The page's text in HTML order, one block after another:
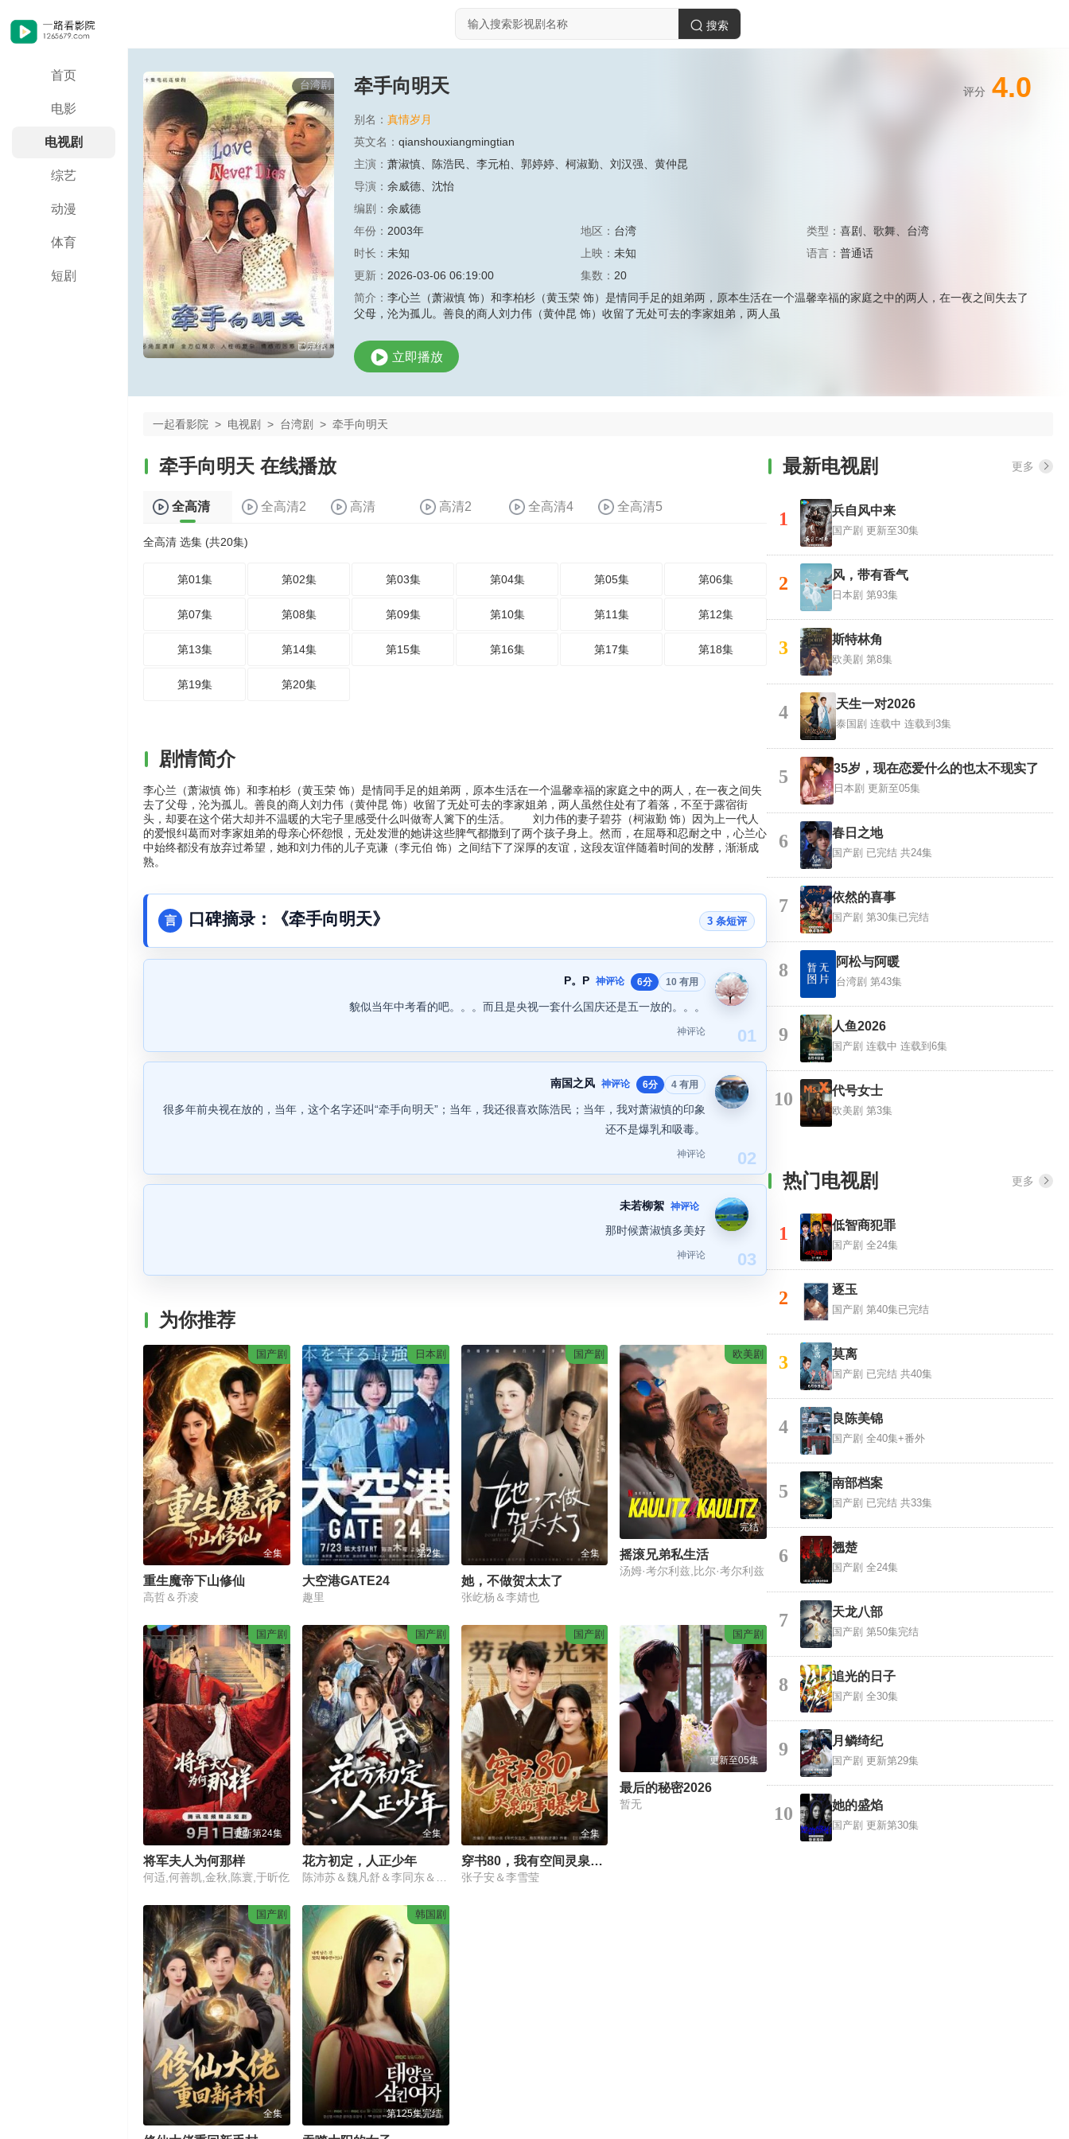
首页
电影
电视剧
综艺
动漫
体育
短剧
搜索
台湾剧
已完结
牵手向明天
别名： 真情岁月
英文名： qianshouxiangmingtian
主演： 萧淑慎 陈浩民 李元柏 郭婷婷 柯淑勤 刘汉强
黄仲昆
导演： 余威德
沈怡
编剧： 余威德
年份： 2003年 地区： 台湾 类型：喜剧 、歌舞
台湾
时长： 未知 上映： 未知 语言：普通话
更新： 2026-03-06 06:19:00 集数： 20
简介： 李心兰（萧淑慎 饰）和李柏杉（黄玉荣 饰）是情同手足的姐弟两，原本生活在一个温馨幸福的家庭之中的两人，在一夜之间失去了
父母，沦为孤儿。善良的商人刘力伟（黄仲昆 饰）收留了无处可去的李家姐弟，两人虽
评分 4.0
立即播放
一起看影院 > 电视剧 > 台湾剧 > 牵手向明天
牵手向明天 在线播放
全高清 全高清2 高清 高清2 全高清4 全高清5
全高清 选集 (共20集)
第01集 第02集 第03集 第04集 第05集 第06集
第07集 第08集 第09集 第10集 第11集 第12集
第13集 第14集 第15集 第16集 第17集 第18集
第19集 第20集
剧情简介
李心兰（萧淑慎 饰）和李柏杉（黄玉荣 饰）是情同手足的姐弟两，原本生活在一个温馨幸福的家庭之中的两人，在一夜之间失
去了父母，沦为孤儿。善良的商人刘力伟（黄仲昆 饰）收留了无处可去的李家姐弟，两人虽然住处有了着落，不至于露宿街
头，却要在这个偌大却并不温暖的大宅子里感受什么叫做寄人篱下的生活。 刘力伟的妻子碧芬（柯淑勤 饰）因为上一代人
的爱恨纠葛而对李家姐弟的母亲心怀怨恨，无处发泄的她讲这些脾气都撒到了两个孩子身上。然而，在屈辱和忍耐之中，心兰心
中始终都没有放弃过希望，她和刘力伟的儿子克谦（李元伯 饰）之间结下了深厚的友谊，这段友谊伴随着时间的发酵，渐渐成
熟。
言 口碑摘录：《牵手向明天》 3 条短评
01
P。P 神评论 6分 10 有用
貌似当年中考看的吧。。。而且是央视一套什么国庆还是五一放的。。。
神评论
02
南国之风 神评论 6分 4 有用
很多年前央视在放的，当年，这个名字还叫“牵手向明天”；当年，我还很喜欢陈浩民；当年，我对萧淑慎的印象
还不是爆乳和吸毒。
神评论
03
未若柳絮 神评论
那时候萧淑慎多美好
神评论
为你推荐
国产剧
全集
重生魔帝下山修仙
高哲＆乔凌
日本剧
第2集
大空港GATE24
趣里
国产剧
全集
她，不做贺太太了
张屹杨＆李婧也
欧美剧
完结
摇滚兄弟私生活
汤姆·考尔利兹,比尔·考尔利兹
国产剧
更新第24集
将军夫人为何那样
何适,何善凯,金秋,陈寰,于昕仡
国产剧
全集
花方初定，人正少年
陈沛苏＆魏凡舒＆李同东＆满柠溪＆鲍琳
国产剧
全集
穿书80，我有空间灵泉的事曝光
张子安＆李雪莹
国产剧
更新至05集
最后的秘密2026
暂无
国产剧
全集
韩国剧
第125集完结
最新电视剧 更多
1 兵自风中来
国产剧 更新至30集
2 风，带有香气
日本剧 第93集
3 斯特林角
欧美剧 第8集
4 天生一对2026
泰国剧 连载中 连载到3集
5 35岁，现在恋爱什么的也太不现实了
日本剧 更新至05集
6 春日之地
国产剧 已完结 共24集
7 依然的喜事
国产剧 第30集已完结
8 阿松与阿暖
台湾剧 第43集
9 人鱼2026
国产剧 连载中 连载到6集
10 代号女士
欧美剧 第3集
热门电视剧 更多
1 低智商犯罪
国产剧 全24集
2 逐玉
国产剧 第40集已完结
3 莫离
国产剧 已完结 共40集
4 良陈美锦
国产剧 全40集+番外
5 南部档案
国产剧 已完结 共33集
6 翘楚
国产剧 全24集
7 天龙八部
国产剧 第50集完结
8 追光的日子
国产剧 全30集
9 月鳞绮纪
国产剧 更新第29集
10 她的盛焰
国产剧 更新第30集